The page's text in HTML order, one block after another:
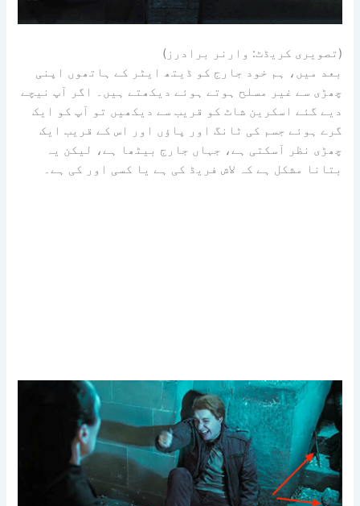
(تصویری کریڈٹ: وارنر برادرز)
بعد میں، ہم خود جارج کو ڈیتھ ایٹر کے ہاتھوں اپنی
چھڑی سے غیر مسلح ہوتے ہوئے دیکھتے ہیں۔ اگر آپ نیچے
دیے گئے اسکرین شاٹ کو قریب سے دیکھیں تو آپ کو ایک
گرے ہوئے جسم کی ٹانگ اور پاؤں اور اس کے قریب ایک
چھڑی نظر آسکتی ہے، جہاں جارج بیٹھا ہے، لیکن یہ
بتانا مشکل ہے کہ لاش فریڈ کی ہے یا کسی اور کی ہے۔